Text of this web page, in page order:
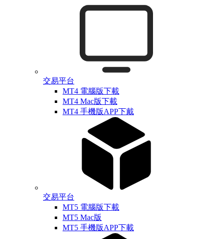
交易平台
MT4 電腦版下載
MT4 Mac版下載
MT4 手機版APP下戴
交易平台
MT5 電腦版下載
MT5 Mac版
MT5 手機版APP下載